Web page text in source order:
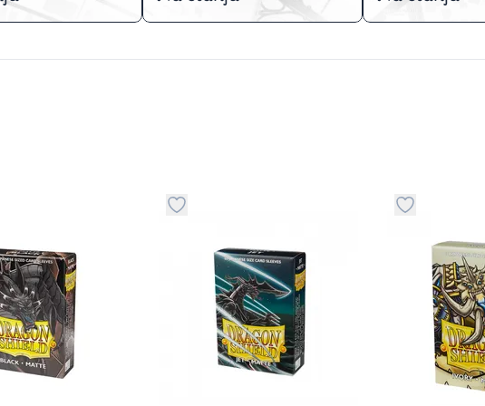
dodavanje stvari u kategoriju omiljenoDugme za dodavanje stvari u kategoriju omiljeno
Dugme za